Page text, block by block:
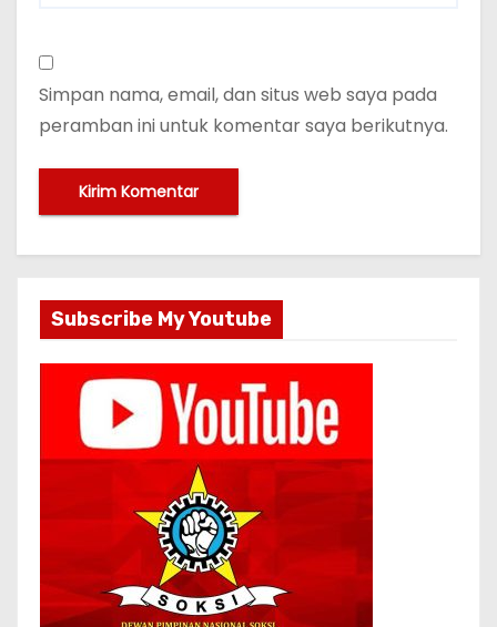
Simpan nama, email, dan situs web saya pada
peramban ini untuk komentar saya berikutnya.
Subscribe My Youtube